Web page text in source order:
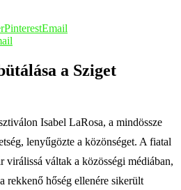
PinterestEmail
a Sziget
Isabel LaRosa, a mindössze
lenyűgözte a közönséget. A fiatal
virálissá váltak a közösségi médiában,
rekkenő hőség ellenére sikerült